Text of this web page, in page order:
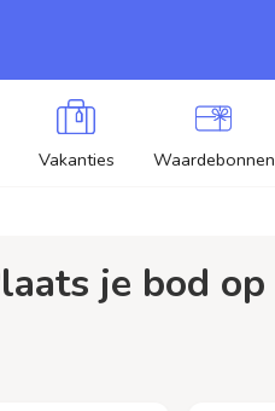
Vakanties Waardebonnen